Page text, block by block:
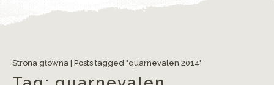
Strona główna Posts tagged "quarnevalen 2014"